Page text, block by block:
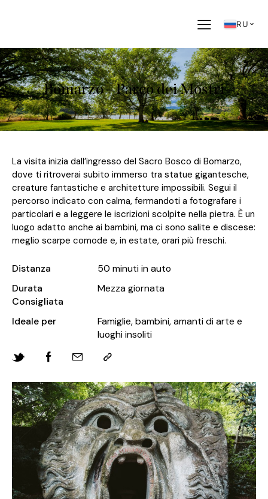
RU
Bomarzo – Parco dei Mostri
La visita inizia dall’ingresso del Sacro Bosco di Bomarzo,
dove ti ritroverai subito immerso tra statue gigantesche,
creature fantastiche e architetture impossibili. Segui il
percorso indicato con calma, fermandoti a fotografare i
particolari e a leggere le iscrizioni scolpite nella pietra. È un
luogo adatto anche ai bambini, ma ci sono salite e discese:
meglio scarpe comode e, in estate, orari più freschi.
Distanza
50 minuti in auto
Durata
Consigliata
Mezza giornata
Ideale per
Famiglie, bambini, amanti di arte e
luoghi insoliti